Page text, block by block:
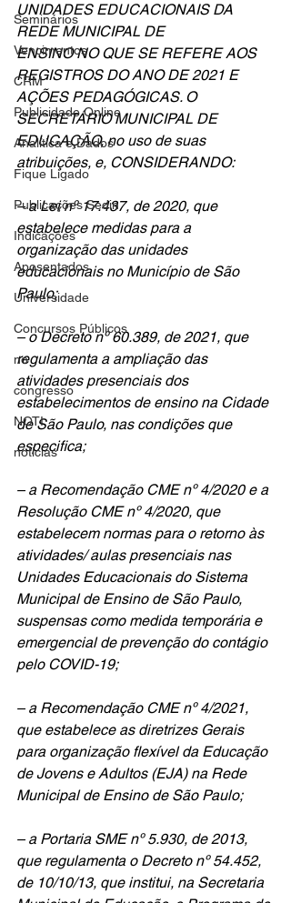
Seminários
Vencimentos
CRM
Publicidade Online
Analítica e Dados
Fique Ligado
Publicações Sedin
Indicações
Aposentados
Universidade
Concursos Públicos
no
congresso
NOTI
noticias
UNIDADES EDUCACIONAIS DA
REDE MUNICIPAL DE
ENSINO NO QUE SE REFERE AOS
REGISTROS DO ANO DE 2021 E
AÇÕES PEDAGÓGICAS. O
SECRETÁRIO MUNICIPAL DE
EDUCAÇÃO, no uso de suas
atribuições, e, CONSIDERANDO:
– a Lei nº 17.437, de 2020, que
estabelece medidas para a
organização das unidades
educacionais no Município de São
Paulo;
– o Decreto nº 60.389, de 2021, que
regulamenta a ampliação das
atividades presenciais dos
estabelecimentos de ensino na Cidade
de São Paulo, nas condições que
especifica;
– a Recomendação CME nº 4/2020 e a
Resolução CME nº 4/2020, que
estabelecem normas para o retorno às
atividades/ aulas presenciais nas
Unidades Educacionais do Sistema
Municipal de Ensino de São Paulo,
suspensas como medida temporária e
emergencial de prevenção do contágio
pelo COVID-19;
– a Recomendação CME nº 4/2021,
que estabelece as diretrizes Gerais
para organização flexível da Educação
de Jovens e Adultos (EJA) na Rede
Municipal de Ensino de São Paulo;
– a Portaria SME nº 5.930, de 2013,
que regulamenta o Decreto nº 54.452,
de 10/10/13, que institui, na Secretaria